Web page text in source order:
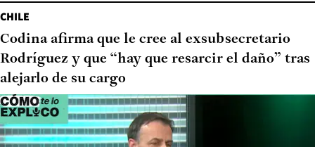
CHILE
Codina afirma que le cree al exsubsecretario
Rodríguez y que “hay que resarcir el daño” tras
alejarlo de su cargo